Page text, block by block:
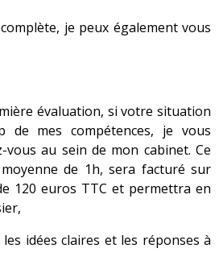
je peux également vous
évaluation, si votre situation
de mes compétences, je vous
au sein de mon cabinet. Ce
de 1h, sera facturé sur
120 euros TTC et permettra en
idées claires et les réponses à